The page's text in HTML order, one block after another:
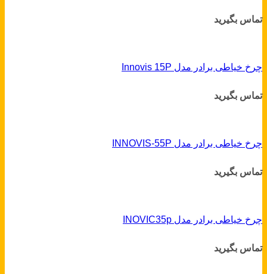
تماس بگیرید
چرخ خیاطی برادر مدل Innovis 15P
تماس بگیرید
چرخ خیاطی برادر مدل INNOVIS-55P
تماس بگیرید
چرخ خیاطی برادر مدل INOVIC35p
تماس بگیرید